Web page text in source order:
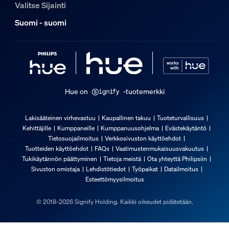
Värintoistoindeksi (CRI)
Valosarja/valonauha
Tulojännite
220V-240V
Pituus
Teho
Valitse Sijainti
Suomi - suomi
Hue on -tuotemerkki
Lakisääteinen virhevastuu Kaupallinen takuu
Tuoteturvallisuus
Kehittäjille
Kumppaneille Kumppanuusohjelma
Evästekäytäntö
Tietosuojailmoitus
Verkkosivuston käyttöehdot
Tuotteiden käyttöehdot
FAQs
Vaatimustenmukaisuusvakuutus
Tukikäytännön päättyminen
Tietoja meistä
Ota yhteyttä Philipsiin
Sivuston omistaja
Lehdistötiedot Työpaikat
Datailmoitus
Esteettömyysilmoitus
© 2018-2026 Signify Holding. Kaikki oikeudet pidätetään.